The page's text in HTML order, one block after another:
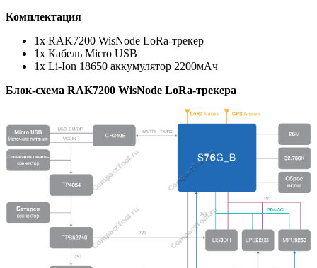
Комплектация
1x RAK7200 WisNode LoRa-трекер
1x Кабель Micro USB
1x Li-Ion 18650 аккумулятор 2200мАч
Блок-схема RAK7200 WisNode LoRa-трекера